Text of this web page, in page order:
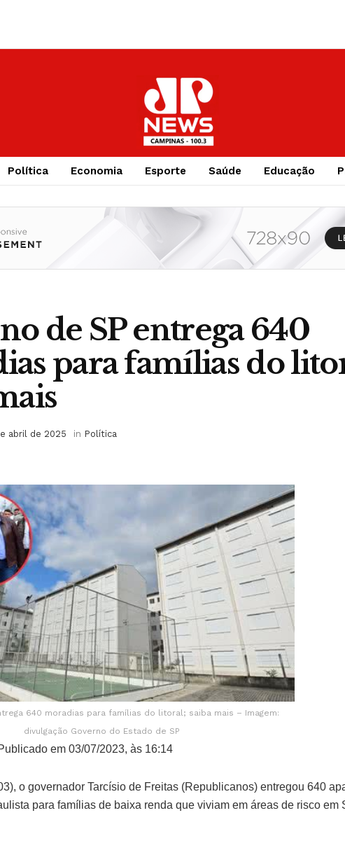
Política Economia Esporte Saúde Educação
de SP entrega 640
para famílias do
abril de 2025 in Política
640 moradias para famílias do litoral; saiba mais – Imagem:
divulgação Governo do Estado de SP
em 03/07/2023, às 16:14
o governador Tarcísio de Freitas (Republicanos) entregou 640
para famílias de baixa renda que viviam em áreas de risco em